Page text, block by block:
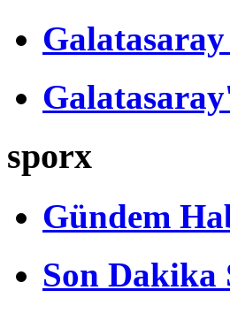
sporx
Gündem
Son Dakika